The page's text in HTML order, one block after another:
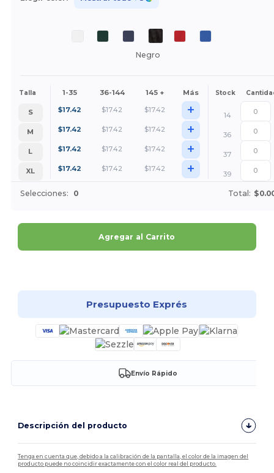
Negro
Talla 1-35 36-144 145 + Más Stock
S $17.42 $17.42 $17.42 +
14
M
$17.42 $17.42 $17.42 +
36
L
$17.42 $17.42 $17.42 +
37
XL
$17.42 $17.42 $17.42 + 39
Selecciones: 0 Total:
Agregar al Carrito
Presupuesto Exprés
Envío Rápido
Descripción del producto
Tenga en cuenta que, debido a la calibración de la pantalla, el color de la imagen del
producto puede no coincidir exactamente con el color real del producto.